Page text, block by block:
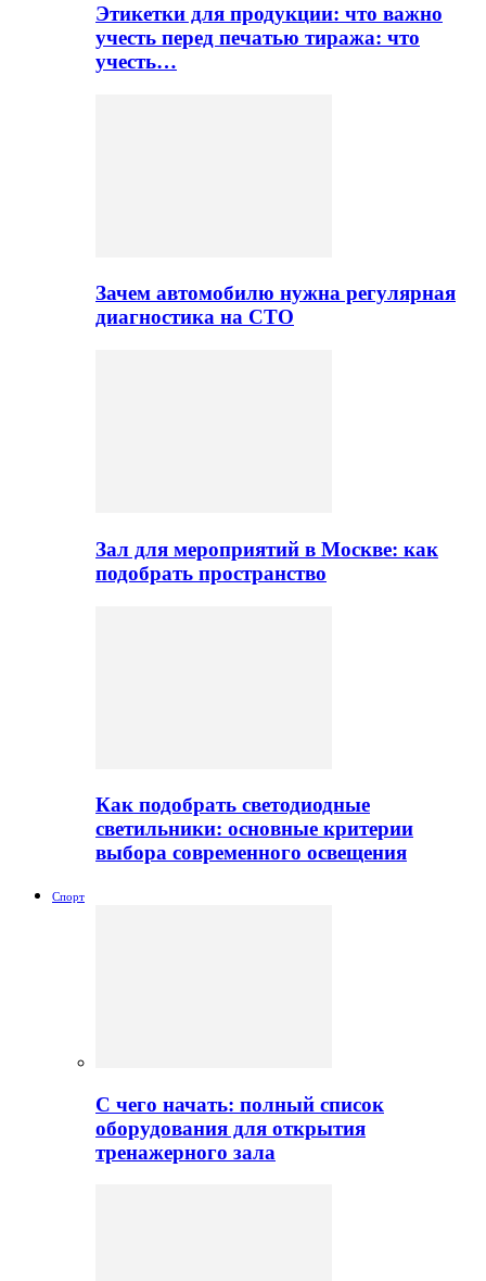
Этикетки для продукции: что важно
учесть перед печатью тиража: что
учесть…
Зачем автомобилю нужна регулярная
диагностика на СТО
Зал для мероприятий в Москве: как
подобрать пространство
Как подобрать светодиодные
светильники: основные критерии
выбора современного освещения
Спорт
С чего начать: полный список
оборудования для открытия
тренажерного зала